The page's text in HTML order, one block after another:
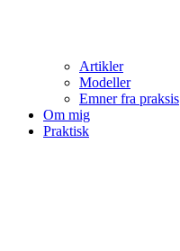
Artikler
Modeller
Emner fra praksis
Om mig
Praktisk